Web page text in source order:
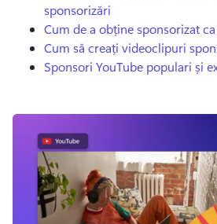
sponsorizări
Cum de a obține sponsorizat
Cum să creați videoclipuri
Sponsori YouTube populari și